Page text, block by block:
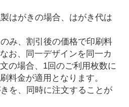
はがきの場合、はがき代は
み、割引後の価格で印刷料
お、同一デザインを同一カ
の場合、1回のご利用枚数に
料金が適用となります。
を、同時に注文することが